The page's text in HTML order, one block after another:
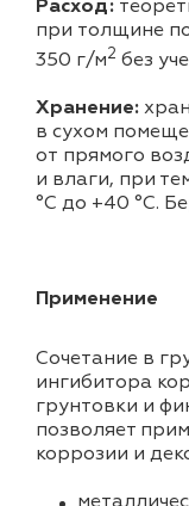
Расход:
при толщине
350 г/м2 без
Хранение:
в сухом
от прямого
и влаги, при
°С до +40 °С.
Применение
Сочетание в
ингибитора
грунтовки и
позволяет
коррозии и